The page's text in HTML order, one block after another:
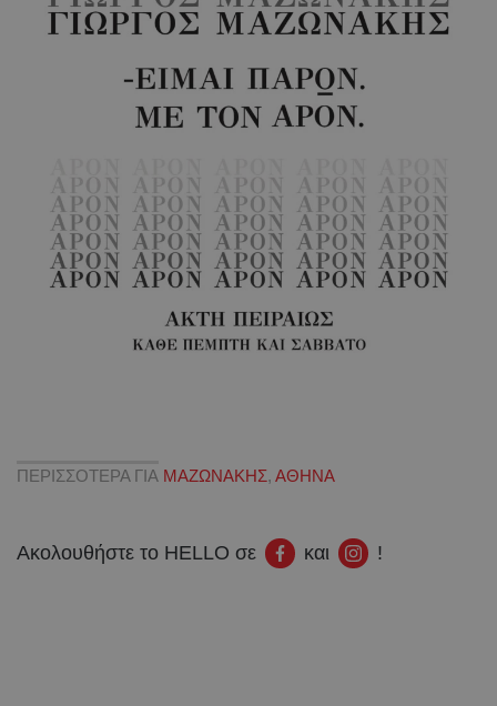
ΠΕΡΙΣΣΟΤΕΡΑ ΓΙΑ MAZΩΝΑΚΗΣ, ΑΘΗΝΑ
Ακολουθήστε το HELLO σε και !